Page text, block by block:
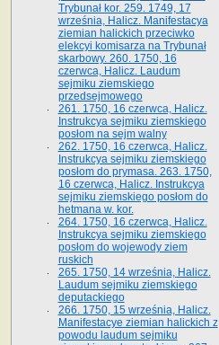
Trybunał kor. 259. 1749, 17
września, Halicz. Manifestacya
ziemian halickich przeciwko
elekcyi komisarza na Trybunał
skarbowy. 260. 1750, 16
czerwca, Halicz. Laudum
sejmiku ziemskiego
przedsejmowego
261. 1750, 16 czerwca, Halicz.
Instrukcya sejmiku ziemskiego
posłom na sejm walny
262. 1750, 16 czerwca, Halicz.
Instrukcya sejmiku ziemskiego
posłom do prymasa. 263. 1750,
16 czerwca, Halicz. Instrukcya
sejmiku ziemskiego posłom do
hetmana w. kor.
264. 1750, 16 czerwca, Halicz.
Instrukcya sejmiku ziemskiego
posłom do wojewody ziem
ruskich
265. 1750, 14 września, Halicz.
Laudum sejmiku ziemskiego
deputackiego
266. 1750, 15 września, Halicz.
Manifestacye ziemian halickich z
powodu laudum sejmiku